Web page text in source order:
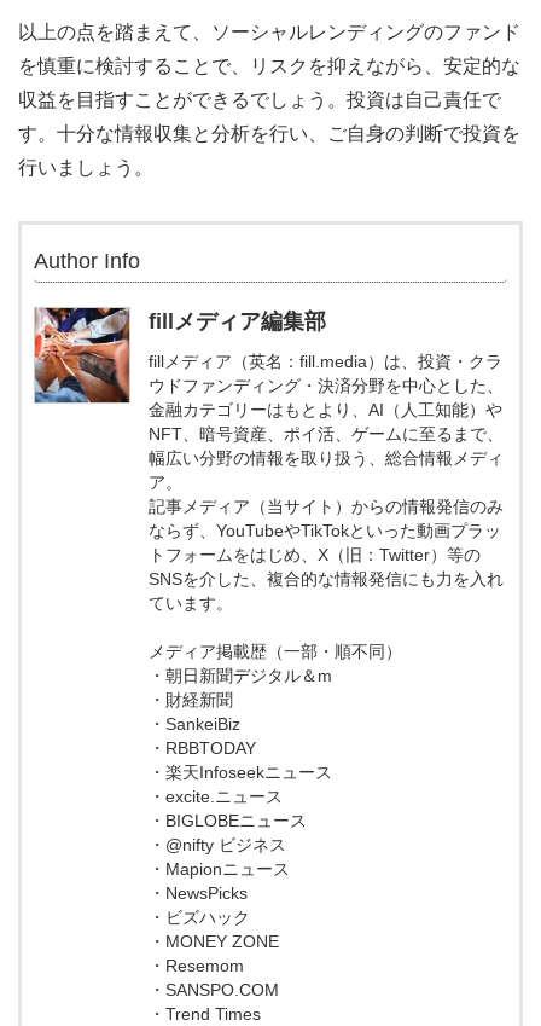
以上の点を踏まえて、ソーシャルレンディングのファンド
を慎重に検討することで、リスクを抑えながら、安定的な
収益を目指すことができるでしょう。投資は自己責任で
す。十分な情報収集と分析を行い、ご自身の判断で投資を
行いましょう。
Author Info
fillメディア編集部
fillメディア（英名：fill.media）は、投資・クラ
ウドファンディング・決済分野を中心とした、
金融カテゴリーはもとより、AI（人工知能）や
NFT、暗号資産、ポイ活、ゲームに至るまで、
幅広い分野の情報を取り扱う、総合情報メディ
ア。
記事メディア（当サイト）からの情報発信のみ
ならず、YouTubeやTikTokといった動画プラッ
トフォームをはじめ、X（旧：Twitter）等の
SNSを介した、複合的な情報発信にも力を入れ
ています。
メディア掲載歴（一部・順不同）
・朝日新聞デジタル＆m
・財経新聞
・SankeiBiz
・RBBTODAY
・楽天Infoseekニュース
・excite.ニュース
・BIGLOBEニュース
・@nifty ビジネス
・Mapionニュース
・NewsPicks
・ビズハック
・MONEY ZONE
・Resemom
・SANSPO.COM
・Trend Times